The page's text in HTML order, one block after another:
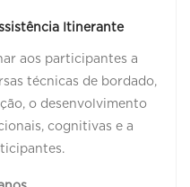
Itinerante
aos participantes a
técnicas de bordado,
o desenvolvimento
cognitivas e a